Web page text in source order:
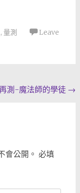
, 量測
Leave
測-魔法師的學徒 →
會公開。 必填